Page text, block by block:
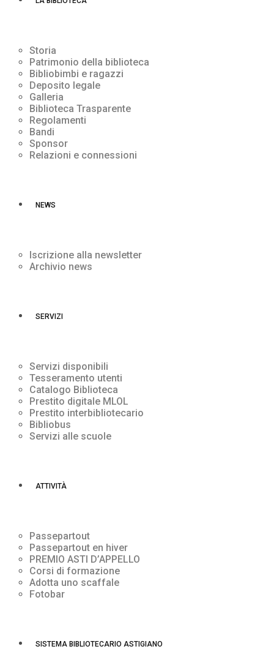
Storia
Patrimonio della biblioteca
Bibliobimbi e ragazzi
Deposito legale
Galleria
Biblioteca Trasparente
Regolamenti
Bandi
Sponsor
Relazioni e connessioni
NEWS
Iscrizione alla newsletter
Archivio news
SERVIZI
Servizi disponibili
Tesseramento utenti
Catalogo Biblioteca
Prestito digitale MLOL
Prestito interbibliotecario
Bibliobus
Servizi alle scuole
ATTIVITÀ
Passepartout
Passepartout en hiver
PREMIO ASTI D’APPELLO
Corsi di formazione
Adotta uno scaffale
Fotobar
SISTEMA BIBLIOTECARIO ASTIGIANO